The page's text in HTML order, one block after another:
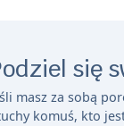
się
masz za sobą
komuś, kto